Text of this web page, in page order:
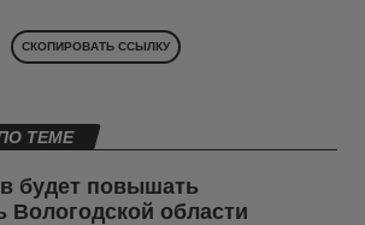
СКОПИРОВАТЬ ССЫЛКУ
ТЕМЕ
будет повышать
Вологодской области